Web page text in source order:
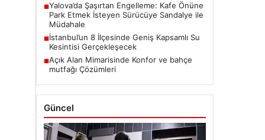
■Yalova’da Şaşırtan Engelleme: Kafe Önüne
Park Etmek İsteyen Sürücüye Sandalye ile
Müdahale
■İstanbul’un 8 İlçesinde Geniş Kapsamlı Su
Kesintisi Gerçekleşecek
■Açık Alan Mimarisinde Konfor ve bahçe
mutfağı Çözümleri
Güncel